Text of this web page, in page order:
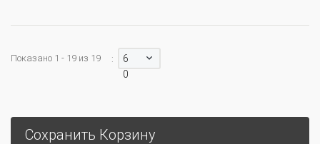
Показано 1 - 19 из 19 :
6
0
Сохранить Корзину